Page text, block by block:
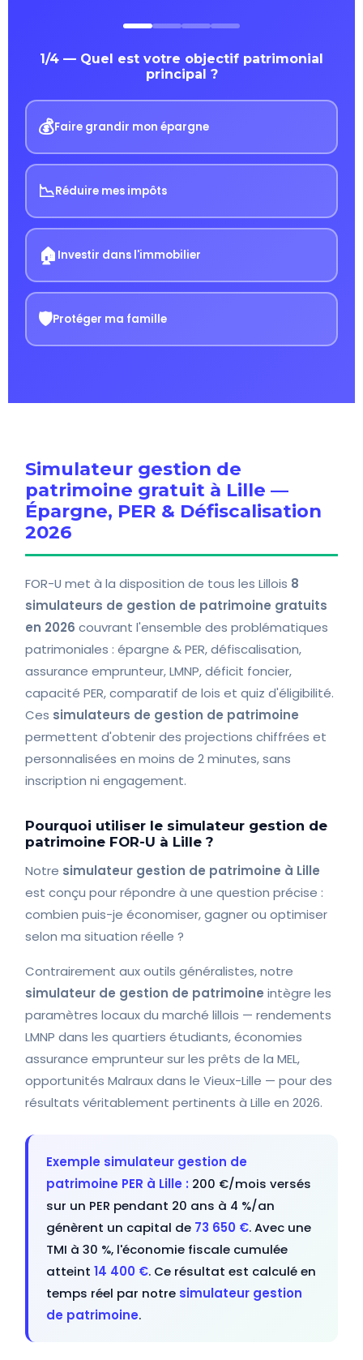
1/4 — Quel est votre objectif patrimonial
principal ?
💰Faire grandir mon épargne
📉Réduire mes impôts
🏠 Investir dans l'immobilier
🛡️Protéger ma famille
Simulateur gestion de
patrimoine gratuit à Lille —
Épargne, PER & Défiscalisation
2026
FOR-U met à la disposition de tous les Lillois 8
simulateurs de gestion de patrimoine gratuits
en 2026 couvrant l'ensemble des problématiques
patrimoniales : épargne & PER, défiscalisation,
assurance emprunteur, LMNP, déficit foncier,
capacité PER, comparatif de lois et quiz d'éligibilité.
Ces simulateurs de gestion de patrimoine
permettent d'obtenir des projections chiffrées et
personnalisées en moins de 2 minutes, sans
inscription ni engagement.
Pourquoi utiliser le simulateur gestion de
patrimoine FOR-U à Lille ?
Notre simulateur gestion de patrimoine à Lille
est conçu pour répondre à une question précise :
combien puis-je économiser, gagner ou optimiser
selon ma situation réelle ?
Contrairement aux outils généralistes, notre
simulateur de gestion de patrimoine intègre les
paramètres locaux du marché lillois — rendements
LMNP dans les quartiers étudiants, économies
assurance emprunteur sur les prêts de la MEL,
opportunités Malraux dans le Vieux-Lille — pour des
résultats véritablement pertinents à Lille en 2026.
Exemple simulateur gestion de
patrimoine PER à Lille : 200 €/mois versés
sur un PER pendant 20 ans à 4 %/an
génèrent un capital de 73 650 €. Avec une
TMI à 30 %, l'économie fiscale cumulée
atteint14 400 €. Ce résultat est calculé en
temps réel par notre simulateur gestion
de patrimoine.